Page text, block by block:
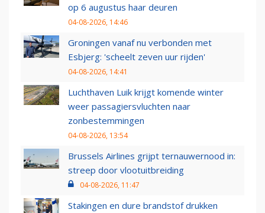
op 6 augustus haar deuren
04-08-2026, 14:46
Groningen vanaf nu verbonden met
Esbjerg: 'scheelt zeven uur rijden'
04-08-2026, 14:41
Luchthaven Luik krijgt komende winter
weer passagiersvluchten naar
zonbestemmingen
04-08-2026, 13:54
Brussels Airlines grijpt ternauwernood in:
streep door vlootuitbreiding
04-08-2026, 11:47
Stakingen en dure brandstof drukken